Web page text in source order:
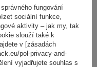
5416
fungování
sociální funkce,
aktivity – jak my, tak
slouží také k
v [zásadách
pol-privacy-and-
vyjadřujete souhlas s